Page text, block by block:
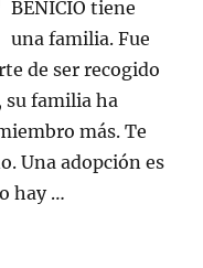
BENICIO tiene
una familia. Fue
de ser recogido
su familia ha
más. Te
Una adopción es
hay …